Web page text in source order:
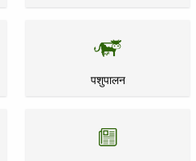
पशुपालन